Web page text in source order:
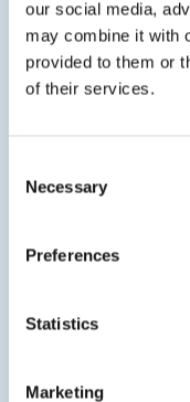
our social media,
may combine it with
provided to them or
of their services.
Selection
Necessary
Preferences
Statistics
Marketing
november 28, 2017
Provider
en heeft…